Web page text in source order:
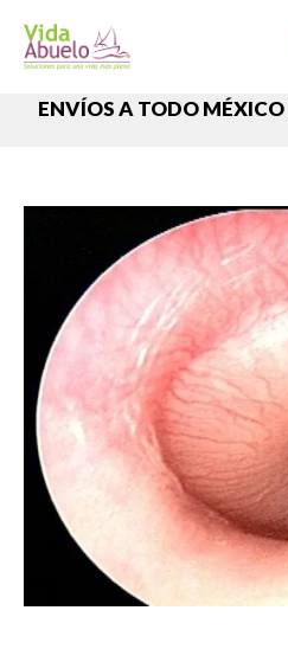
ENVÍOS A TODO MÉXICO